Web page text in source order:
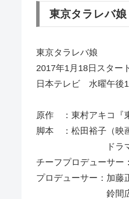
東京タラレバ
東京タラレバ娘
2017年1月18日スター
日本テレビ 水曜午後
原作 ：東村アキコ『
脚本 ：松田裕子（映
ドラマ『ホテ
チーフプロデューサー
プロデューサー：加藤
鈴間広枝（ドラ